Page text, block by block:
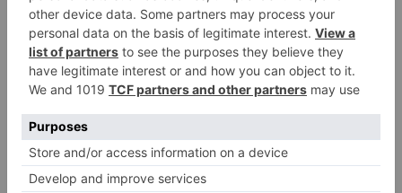
expedientes de regularización
de inmigrantes
5
El PSOE denuncia que las
piscinas municipales de Burgos
llevan seis meses sin la
plagas